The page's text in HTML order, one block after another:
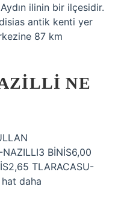
ilinin bir ilçesidir.
antik kenti yer
87 km
NE
NAZILLI3 BİNİS6,00
TLARACASU-
daha